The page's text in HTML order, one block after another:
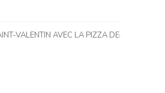
VALENTIN AVEC LA PIZZA DE